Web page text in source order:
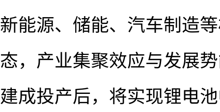
新能源、储能、汽车制造
态，产业集聚效应与发展
建成投产后，将实现锂电